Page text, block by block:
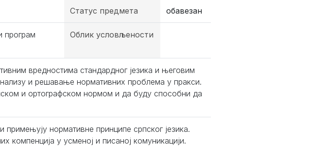
Статус предмета обавезан
програм
Облик условљености
вредностима стандардног језика и његовим
и решавање нормативних проблема у пракси.
и ортографском нормом и да буду способни да
нормативне принципе српског језика.
компенција у усменој и писаној комуникацији.